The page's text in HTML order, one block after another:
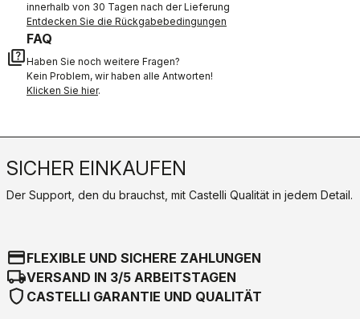
innerhalb von 30 Tagen nach der Lieferung
Entdecken Sie die Rückgabebedingungen
quiz
FAQ
Haben Sie noch weitere Fragen?
Kein Problem, wir haben alle Antworten!
Klicken Sie hier.
SICHER EINKAUFEN
Der Support, den du brauchst, mit Castelli Qualität in jedem Detail.
credit_cardFLEXIBLE UND SICHERE ZAHLUNGEN
local_shippingVERSAND IN 3/5 ARBEITSTAGEN
shield CASTELLI GARANTIE UND QUALITÄT